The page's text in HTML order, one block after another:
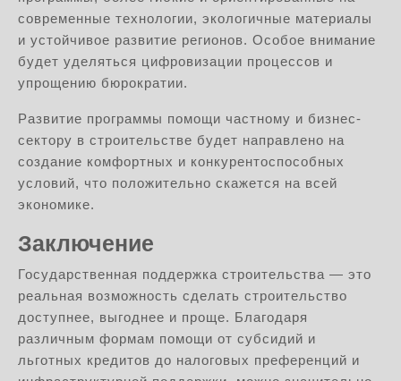
современные технологии, экологичные материалы
и устойчивое развитие регионов. Особое внимание
будет уделяться цифровизации процессов и
упрощению бюрократии.
Развитие программы помощи частному и бизнес-
сектору в строительстве будет направлено на
создание комфортных и конкурентоспособных
условий, что положительно скажется на всей
экономике.
Заключение
Государственная поддержка строительства — это
реальная возможность сделать строительство
доступнее, выгоднее и проще. Благодаря
различным формам помощи от субсидий и
льготных кредитов до налоговых преференций и